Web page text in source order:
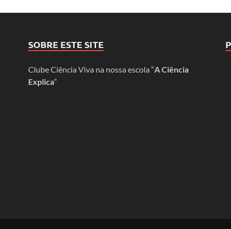
SOBRE ESTE SITE
Clube Ciência Viva na nossa escola “A Ciência
Explica“